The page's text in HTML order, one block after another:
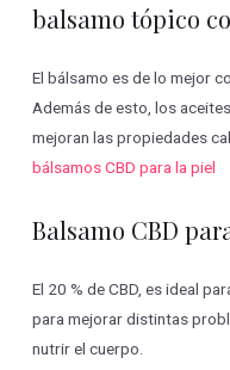
balsamo tópico
El bálsamo es de lo mejor
Además de esto, los
mejoran las propiedades
bálsamos CBD para la piel
Balsamo CBD
El 20 % de CBD, es ideal
para mejorar distintas
nutrir el cuerpo.